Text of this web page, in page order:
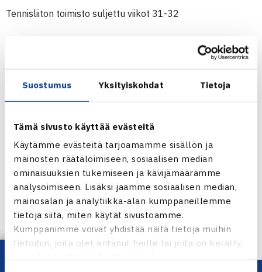
Suostumus Yksityiskohdat Tietoja
Tämä sivusto käyttää evästeitä
Käytämme evästeitä tarjoamamme sisällön ja
mainosten räätälöimiseen, sosiaalisen median
ominaisuuksien tukemiseen ja kävijämäärämme
analysoimiseen. Lisäksi jaamme sosiaalisen median,
mainosalan ja analytiikka-alan kumppaneillemme
tietoja siitä, miten käytät sivustoamme.
Kumppanimme voivat yhdistää näitä tietoja muihin
tietoihin, joita olet antanut heille tai joita on kerätty,
Tennisliiton toimisto suljettu viikot 31-32
Tennisliiton toimistonväki viettää yhtäaikaisesti kesälomia
viikot 31-32, jolloin toimisto on suljettu. 10.8. lähtien
yhteyksissä Jukka Antilaan, jukka.antila@tennis.fi.
Jaa:
← Edellinen
Seuraava uutinen: Laine ja Roma… →